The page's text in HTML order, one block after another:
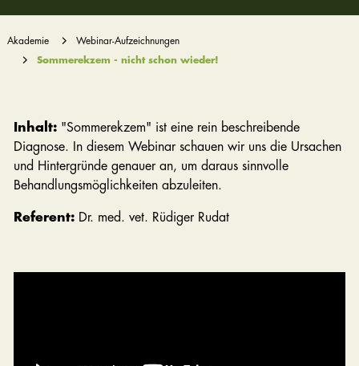
Akademie
Webinar-Aufzeichnungen
Sommerekzem - nicht schon wieder!
Inhalt: "Sommerekzem" ist eine rein beschreibende
Diagnose. In diesem Webinar schauen wir uns die Ursachen
und Hintergründe genauer an, um daraus sinnvolle
Behandlungsmöglichkeiten abzuleiten.
Referent:Dr. med. vet. Rüdiger Rudat